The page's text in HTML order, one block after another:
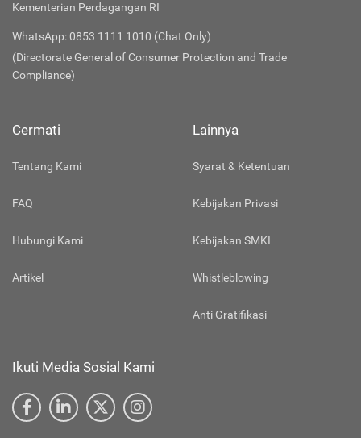
Kementerian Perdagangan RI
WhatsApp: 0853 1111 1010 (Chat Only)
(Directorate General of Consumer Protection and Trade
Compliance)
Cermati
Tentang Kami
FAQ
Hubungi Kami
Artikel
Lainnya
Syarat & Ketentuan
Kebijakan Privasi
Kebijakan SMKI
Whistleblowing
Anti Gratifikasi
Ikuti Media Sosial Kami